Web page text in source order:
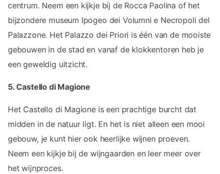
centrum. Neem een kijkje bij de Rocca Paolina of het
bijzondere museum Ipogeo dei Volumni e Necropoli del
Palazzone. Het Palazzo dei Priori is één van de mooiste
gebouwen in de stad en vanaf de klokkentoren heb je
een geweldig uitzicht.
5. Castello di Magione
Het Castello di Magione is een prachtige burcht dat
midden in de natuur ligt. En het is niet alleen een mooi
gebouw, je kunt hier ook heerlijke wijnen proeven.
Neem een kijkje bij de wijngaarden en leer meer over
het wijnproces.